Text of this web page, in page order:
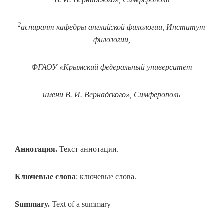
2аспирант кафедры английской филологии, Институт
филологии,
ФГАОУ «Крымский федеральный университет
имени В. И. Вернадского», Симферополь
Аннотация. Текст аннотации.
Ключевые слова: ключевые слова.
Summary. Text of a summary.